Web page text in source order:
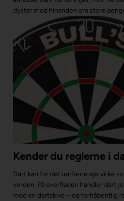
dyster mod hinanden om store
Kender du reglerne i
Dart kan for det uerfarne øje virke
verden. På overfladen handler dart
mod en dartskive – og forhåbentlig